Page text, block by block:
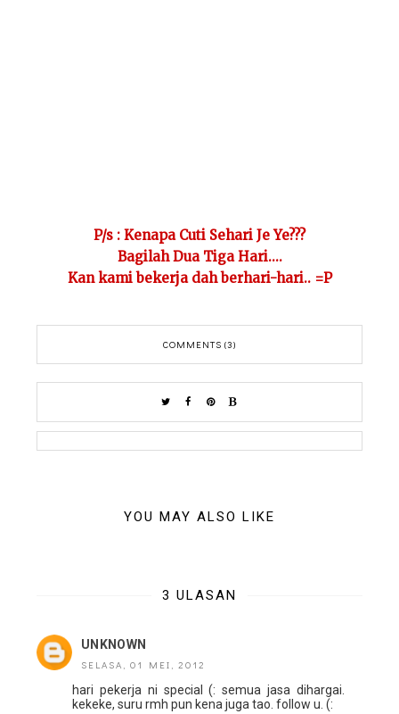
P/s : Kenapa Cuti Sehari Je Ye???
Bagilah Dua Tiga Hari....
Kan kami bekerja dah berhari-hari.. =P
COMMENTS (3)
YOU MAY ALSO LIKE
3 ULASAN
UNKNOWN
SELASA, 01 MEI, 2012
hari pekerja ni special (: semua jasa dihargai.
kekeke, suru rmh pun kena juga tao. follow u. (: